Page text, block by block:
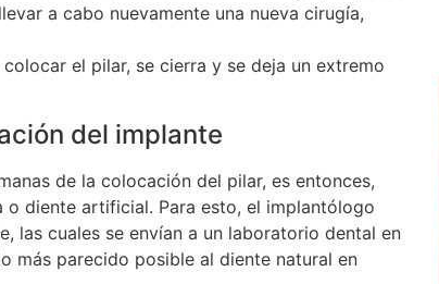
a cabo nuevamente una nueva cirugía,
el pilar, se cierra y se deja un extremo
del implante
de la colocación del pilar, es entonces,
diente artificial. Para esto, el implantólogo
las cuales se envían a un laboratorio dental en
más parecido posible al diente natural en